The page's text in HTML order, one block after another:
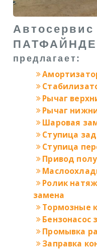
Автосервис
предлагает:
Рычаг
Рычаг
Шаровая
Ступица
Ступица
Привод
Ролик
замена
Тормозные
Бензонасос
Промывка
Заправка